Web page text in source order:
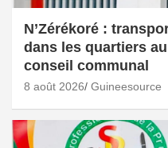
N’Zérékoré :
dans les quartiers
conseil communal
8 août 2026 Guineesource